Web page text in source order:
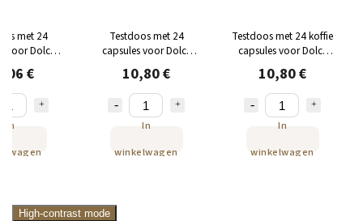
met 24
voor Dolce
Tea &
NEJKAFE
€
In
Testdoos met 24
capsules voor Dolce
Gusto® Dolce Vita van
NEJKAFE
10,80 €
In
winkelwagen
Testdoos met 24 koffie
capsules voor Dolce
Gusto® van NEJKAFE
10,80 €
In
winkelwagen
High-contrast mode